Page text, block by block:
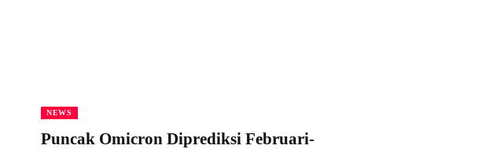
NEWS
Puncak Omicron Diprediksi Februari-